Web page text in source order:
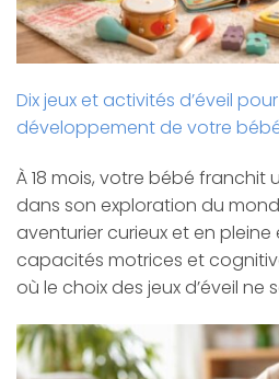
Dix jeux et activités d’éveil
développement de votre
À 18 mois, votre bébé franchit
dans son exploration du
aventurier curieux et en pleine
capacités motrices et
où le choix des jeux d’éveil ne